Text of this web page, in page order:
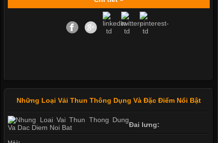
Những Loại Vải Thun Thông Dụng Và Đặc Điểm Nổi Bật
Đai lưng: